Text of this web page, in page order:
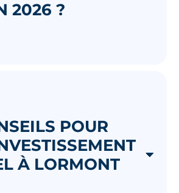
2026 ?
POUR
À LORMONT